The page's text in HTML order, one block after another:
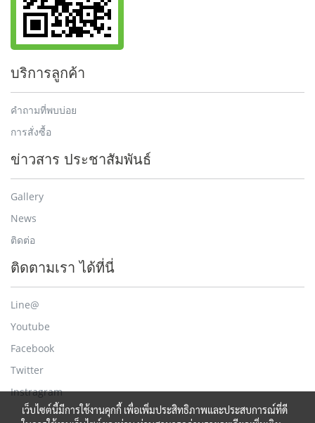
บริการลูกค้า
คำถามที่พบบ่อย
การสั่งซื้อ
ข่าวสาร ประชาสัมพันธ์
Gallery
News
ติดต่อ
ติดตามเรา ได้ที่นี่
Line@
Youtube
Facebook
Twitter
Instragram
เว็บไซต์นี้มีการใช้งานคุกกี้ เพื่อเพิ่มประสิทธิภาพและประสบการณ์ที่ดี